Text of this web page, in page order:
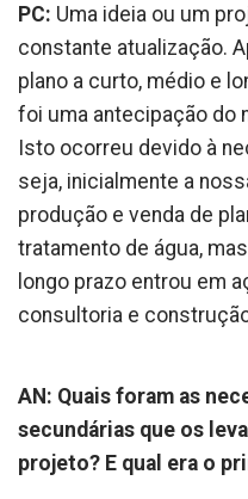
PC: Uma ideia ou um
constante atualização.
plano a curto, médio e
foi uma antecipação do
Isto ocorreu devido à
seja, inicialmente a
produção e venda de
tratamento de água,
longo prazo entrou em
consultoria e
AN: Quais foram as
secundárias que os
projeto? E qual era o